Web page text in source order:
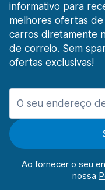
informativo para
melhores ofertas
carros diretamente
de correio. Sem
ofertas exclusivas!
Ao fornecer o seu
nossa